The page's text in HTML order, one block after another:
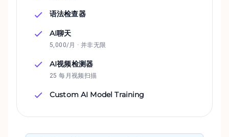
语法检查器
AI聊天
5,000/月 · 并非无限
AI视频检测器
25 每月视频扫描
Custom AI Model Training